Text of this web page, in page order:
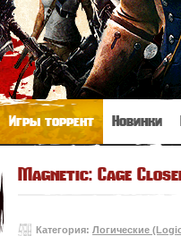
Игры торрент Новинки
Magnetic: Cage
Категория: Логические